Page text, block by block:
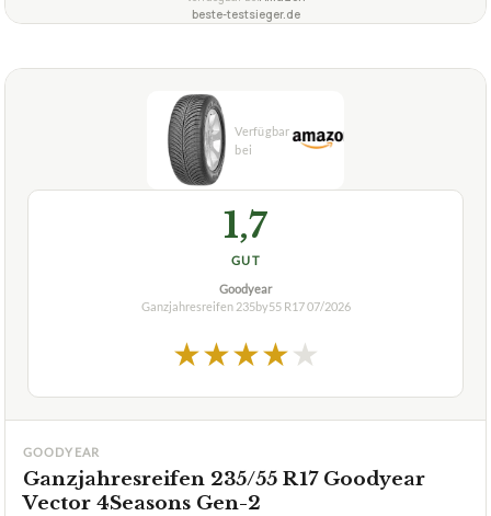
beste-testsieger.de
1,7
GUT
Goodyear
Ganzjahresreifen 235by55 R1707/2026
★★★★★
GOODYEAR
Ganzjahresreifen 235/55 R17 Goodyear
Vector 4Seasons Gen-2